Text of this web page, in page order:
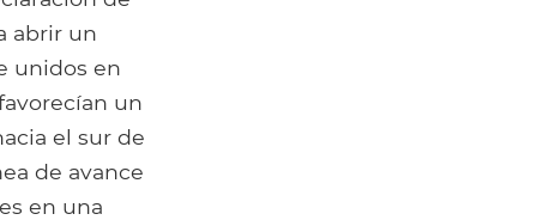
abrir un
unidos en
un
el sur de
de avance
en una